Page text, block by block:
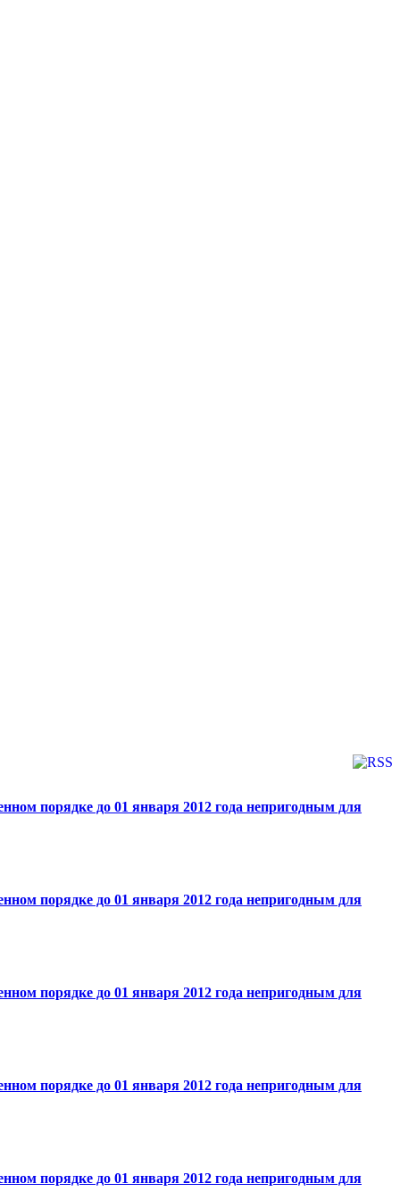
порядке до 01 января 2012 года непригодным для
порядке до 01 января 2012 года непригодным для
порядке до 01 января 2012 года непригодным для
порядке до 01 января 2012 года непригодным для
порядке до 01 января 2012 года непригодным для